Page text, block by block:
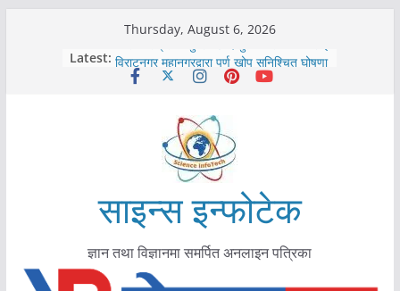
Thursday, August 6, 2026
Latest:
कोरोना संक्रमण पुष्टिपछि दार्चुलाका सीमामा कडाइ
विराटनगर महानगरद्वारा पूर्ण खोप सुनिश्चित घोषणा
तयारी
आयुर्वेद चिकित्सा प्रणालीको भूमिका महत्वपूर्ण छ :
मुख्यमन्त्री शाह
काभ्रेपलाञ्चोकमा आयुर्वेद स्वास्थ्योपचारतर्फ
साइन्स इन्फोटेक
ज्ञान तथा विज्ञानमा समर्पित अनलाइन पत्रिका